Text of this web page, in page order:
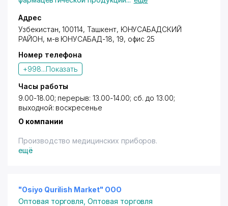
Адрес
Узбекистан, 100114, Ташкент, ЮНУСАБАДСКИЙ
РАЙОН, м-в ЮНУСАБАД-18, 19, офис 25
Номер телефона
+998...Показать
Часы работы
9.00-18.00; перерыв: 13.00-14.00; сб. до 13.00;
выходной: воскресенье
О компании
Производство медицинских приборов.
ещё
"Osiyo Qurilish Market" ООО
Оптовая торговля ,Оптовая торговля